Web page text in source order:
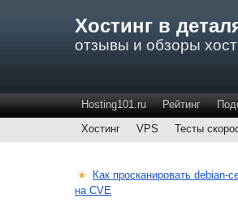
Хостинг в
отзывы и обзоры
Hosting101.ru Рейтинг
Хостинг
VPS Тесты
★ Как просканировать debian-
на CVE